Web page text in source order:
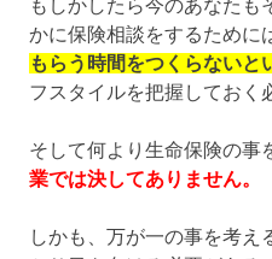
もしかしたら今のあなたも
かに保険相談をするために
もらう時間をつくらないと
フスタイルを把握しておく
そして何より生命保険の事
業では決してありません。
しかも、万が一の事を考え